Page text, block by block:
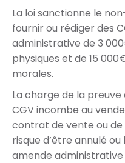
La loi sanctionne le
fournir ou rédiger des
administrative de 3
physiques et de 15
morales.
La charge de la
CGV incombe au
contrat de vente ou
risque d’être annulé
amende